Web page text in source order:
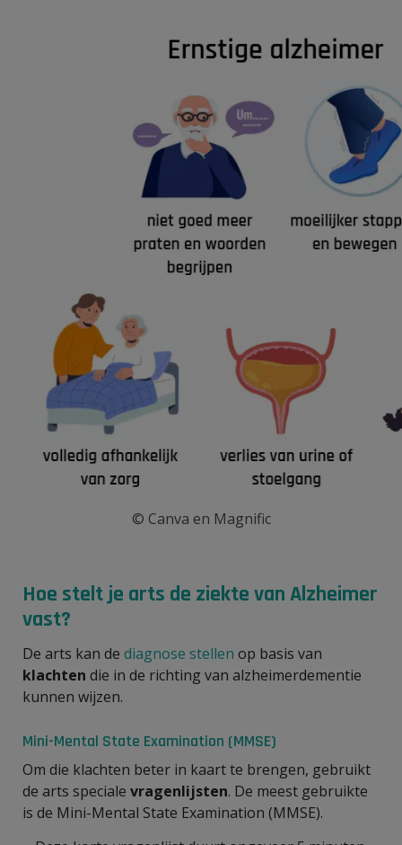
© Canva en Magnific
Hoe stelt je arts de ziekte van Alzheimer
vast?
De arts kan de diagnose stellen op basis van
klachten die in de richting van alzheimerdementie
kunnen wijzen.
Mini-Mental State Examination (MMSE)
Om die klachten beter in kaart te brengen, gebruikt
de arts speciale vragenlijsten. De meest gebruikte
is de Mini-Mental State Examination (MMSE).